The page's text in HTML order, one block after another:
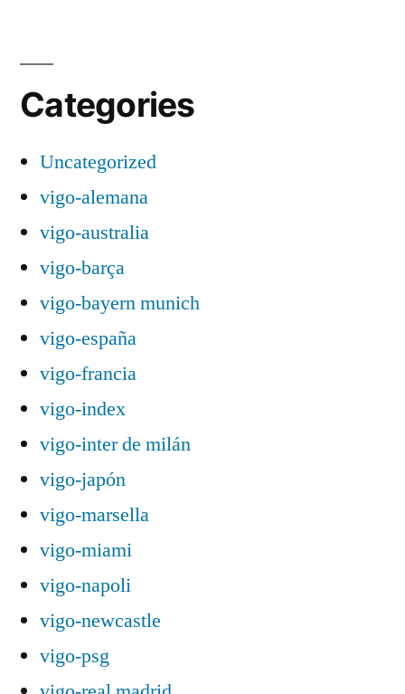
Categories
Uncategorized
vigo-alemana
vigo-australia
vigo-barça
vigo-bayern munich
vigo-españa
vigo-francia
vigo-index
vigo-inter de milán
vigo-japón
vigo-marsella
vigo-miami
vigo-napoli
vigo-newcastle
vigo-psg